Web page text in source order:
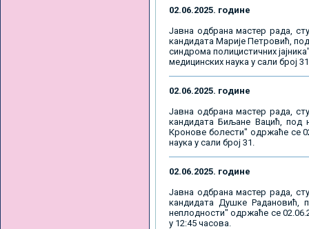
02.06.2025. године
Јавна одбрана мастер рада,
кандидата Марије Петровић,
синдрома полицистичних
медицинских наука у сали број
02.06.2025. године
Јавна одбрана мастер рада,
кандидата Биљане Вацић, под
Кронове болести" одржаће се
наука у сали број 31.
02.06.2025. године
Јавна одбрана мастер рада,
кандидата Душке Радановић,
неплодности" одржаће се
у 12:45 часова.